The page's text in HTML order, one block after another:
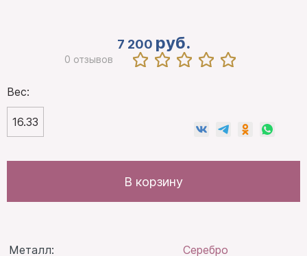
7 200 руб.
0 отзывов
Вес:
16.33
В корзину
Металл:
Серебро